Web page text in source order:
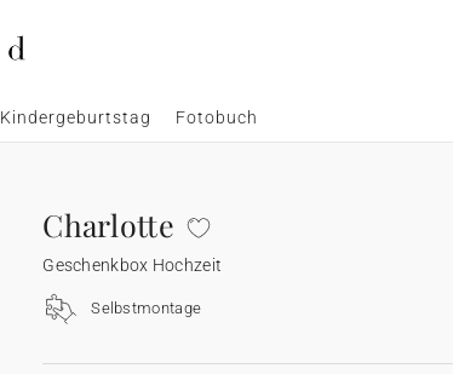
Kindergeburtstag Fotobuch
Charlotte
Geschenkbox Hochzeit
Selbstmontage